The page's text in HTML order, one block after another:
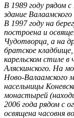
В 1989 году рядом
здание
В 1997 году на
построена и
Чудотворца, а на
братское кладбище,
карельском стиле
Аляскинского. На
Ново-Валаамского
насельницы
монастырей
2006 года рядом с
освящена часовня